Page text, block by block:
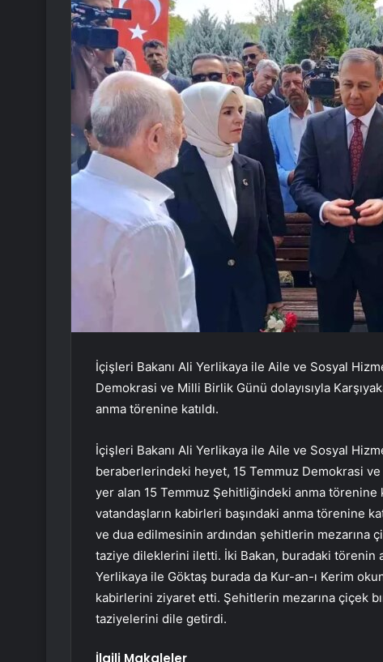
İçişleri Bakanı Ali Yerlikaya ile Aile ve Sosyal
Demokrasi ve Milli Birlik Günü dolayısıyla
anma törenine katıldı.
İçişleri Bakanı Ali Yerlikaya ile Aile ve Sosyal
beraberlerindeki heyet, 15 Temmuz Demokrasi ve
yer alan 15 Temmuz Şehitliğindeki anma törenine
vatandaşların kabirleri başındaki anma törenine
ve dua edilmesinin ardından şehitlerin mezarına
taziye dileklerini iletti. İki Bakan, buradaki törenin
Yerlikaya ile Göktaş burada da Kur-an-ı Kerim
kabirlerini ziyaret etti. Şehitlerin mezarına çiçek
taziyelerini dile getirdi.
İlgili Makaleler